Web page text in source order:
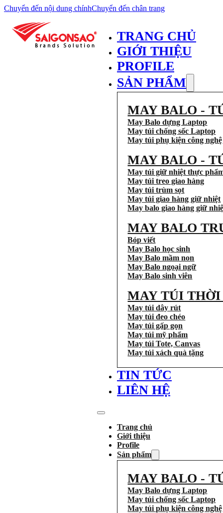
Chuyển đến nội dung chínhChuyển đến chân trang
TRANG CHỦ
GIỚI THIỆU
PROFILE
SẢN PHẨM
MAY BALO -
May Balo dựng Laptop
May túi chống sốc Laptop
May túi phụ kiện công nghệ
MAY BALO -
May túi giữ nhiệt thực
May túi treo giao hàng
May túi trùm sọt
May túi giao hàng giữ nhiệt
May balo giao hàng giữ
MAY BALO
Bóp viết
May Balo học sinh
May Balo mầm non
May Balo ngoại ngữ
May Balo sinh viên
MAY TÚI
May túi dây rút
May túi đeo chéo
May túi gấp gọn
May túi mỹ phẩm
May túi Tote, Canvas
May túi xách quà tặng
TIN TỨC
LIÊN HỆ
Trang chủ
Giới thiệu
Profile
Sản phẩm
MAY BALO -
May Balo dựng Laptop
May túi chống sốc Laptop
May túi phụ kiện công nghệ